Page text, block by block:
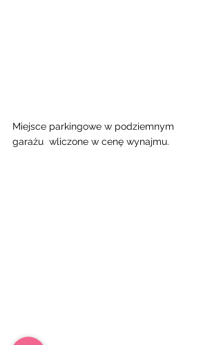
Miejsce parkingowe w podziemnym
garażu  wliczone w cenę wynajmu.